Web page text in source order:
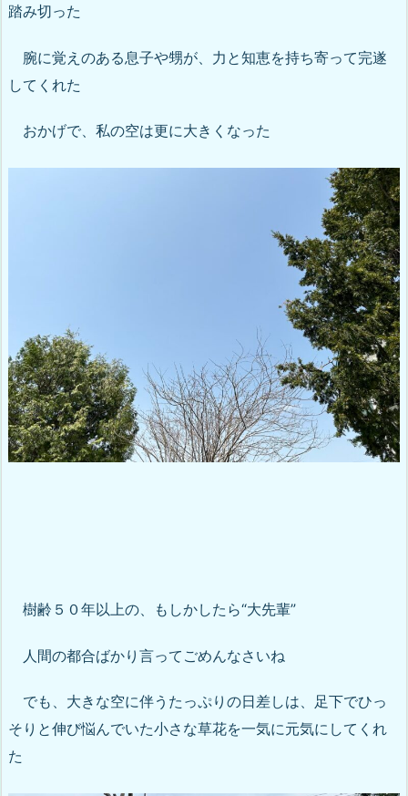
踏み切った
腕に覚えのある息子や甥が、力と知恵を持ち寄って完遂
してくれた
おかげで、私の空は更に大きくなった
樹齢５０年以上の、もしかしたら“大先輩”
人間の都合ばかり言ってごめんなさいね
でも、大きな空に伴うたっぷりの日差しは、足下でひっ
そりと伸び悩んでいた小さな草花を一気に元気にしてくれ
た